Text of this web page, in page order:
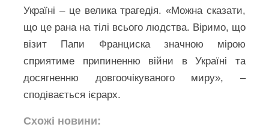
Україні – це велика трагедія. «Можна сказати,
що це рана на тілі всього людства. Віримо, що
візит Папи Франциска значною мірою
сприятиме припиненню війни в Україні та
досягненню довгоочікуваного миру», –
сподівається ієрарх.
Схожі новини: